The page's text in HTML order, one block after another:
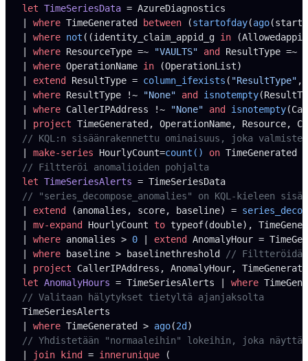
let TimeSeriesData = AzureDiagnostics
| where TimeGenerated between (startofday(ago
| where not ((identity_claim_appid_g in
| where ResourceType =~ "VAULTS" and ResultType =~
| where OperationName in (OperationList)
| extend ResultType = column_ifexists ( "ResultType" ,
| where ResultType !~ "None" and isnotempty
| where CallerIPAddress !~ "None" and isnotempty
| project TimeGenerated, OperationName, Resource,
// KQL:n sisäänrakennettu ominaisuus, joka
| make-series HourlyCount=count() on TimeGenerated
// Filtteröi anomalioiden pohjalta
let TimeSeriesAlerts = TimeSeriesData
// "series_decompose_anomalies" on KQL-kieleen
| extend (anomalies, score, baseline) =
| mv-expand HourlyCount to typeof(double),
| where anomalies > 0 | extend AnomalyHour =
| where baseline > baselinethreshold
// Filtteröidään
| project CallerIPAddress, AnomalyHour,
let AnomalyHours = TimeSeriesAlerts | where
// Valitaan hälytykset tietyltä ajanjaksolta
TimeSeriesAlerts
| where TimeGenerated > ago(2d)
// Yhdistetään "normaaleihin" lokeihin, joka
|
join kind = innerunique (